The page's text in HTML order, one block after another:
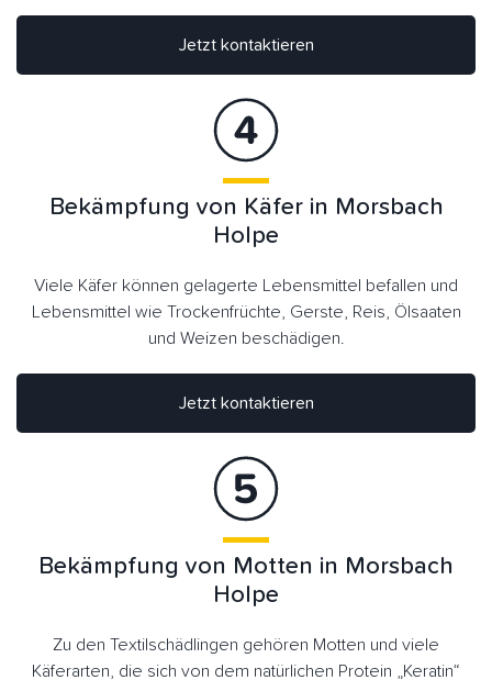
Jetzt kontaktieren
Jetzt kontaktieren
Bekämpfung von Käfer in Morsbach
Holpe
Viele Käfer können gelagerte Lebensmittel befallen und
Lebensmittel wie Trockenfrüchte, Gerste, Reis, Ölsaaten
und Weizen beschädigen.
Bekämpfung von Motten in Morsbach
Holpe
Zu den Textilschädlingen gehören Motten und viele
Käferarten, die sich von dem natürlichen Protein „Keratin“